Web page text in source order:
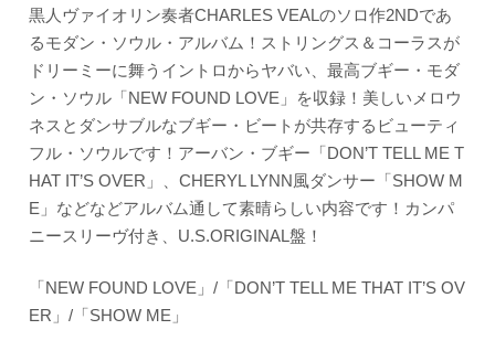
黒人ヴァイオリン奏者CHARLES VEALのソロ作2NDであ
るモダン・ソウル・アルバム！ストリングス＆コーラスが
ドリーミーに舞うイントロからヤバい、最高ブギー・モダ
ン・ソウル「NEW FOUND LOVE」を収録！美しいメロウ
ネスとダンサブルなブギー・ビートが共存するビューティ
フル・ソウルです！アーバン・ブギー「DON’T TELL ME T
HAT IT’S OVER」、CHERYL LYNN風ダンサー「SHOW M
E」などなどアルバム通して素晴らしい内容です！カンパ
ニースリーヴ付き、U.S.ORIGINAL盤！
「NEW FOUND LOVE」/「DON’T TELL ME THAT IT’S OV
ER」/「SHOW ME」